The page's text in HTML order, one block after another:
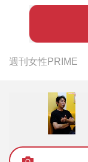
週刊女性PRIME